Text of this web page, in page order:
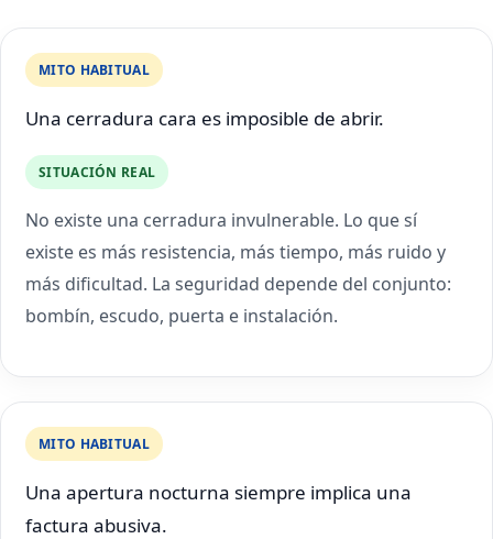
MITO HABITUAL
Una cerradura cara es imposible de abrir.
SITUACIÓN REAL
No existe una cerradura invulnerable. Lo que sí
existe es más resistencia, más tiempo, más ruido y
más dificultad. La seguridad depende del conjunto:
bombín, escudo, puerta e instalación.
MITO HABITUAL
Una apertura nocturna siempre implica una
factura abusiva.